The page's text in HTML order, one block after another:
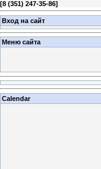
[8 (351) 247-35-86]
Вход на сайт
Меню сайта
Calendar